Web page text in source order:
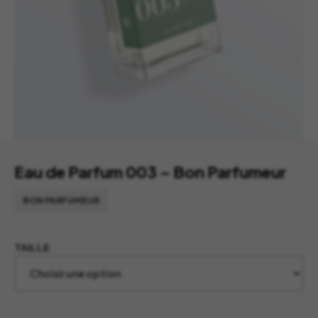
Eau de Parfum 003 – Bon Parfumeur
BON PARFUMEUR
TAILLE